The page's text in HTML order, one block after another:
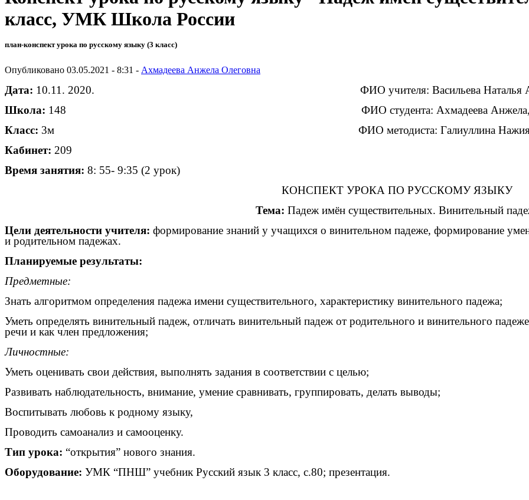
класс, УМК Школа России
план-конспект урока по русскому языку (3 класс)
Опубликовано 03.05.2021 - 8:31 - Ахмадеева Анжела Олеговна
Дата: 10.11. 2020. ФИО учителя: Васильева Наталья
Школа: 148 ФИО студента: Ахмадеева Анжела, 42
Класс: 3м
ФИО методиста: Галиуллина
Кабинет: 209
Время занятия: 8: 55- 9:35 (2 урок)
КОНСПЕКТ УРОКА ПО РУССКОМУ ЯЗЫКУ
Тема: Падеж имён существительных. Винительный
Цели деятельности учителя: формирование знаний у учащихся о винительном падеже, формирование
и родительном падежах.
Планируемые результаты:
Предметные:
Знать алгоритмом определения падежа имени существительного, характеристику винительного падежа;
Уметь определять винительный падеж, отличать винительный падеж от родительного и винительного
речи и как член предложения;
Личностные:
Уметь оценивать свои действия, выполнять задания в соответствии с целью;
Развивать наблюдательность, внимание, умение сравнивать, группировать, делать выводы;
Воспитывать любовь к родному языку,
Проводить самоанализ и самооценку.
Тип урока: “открытия” нового знания.
Оборудование: УМК “ПНШ” учебник Русский язык 3 класс, с.80; презентация.